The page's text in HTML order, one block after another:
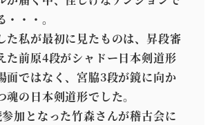
・・。
た私が最初に見たものは、昇段審
た前原4段がシャドー日本剣道形
面ではなく、宮脇3段が鏡に向か
魂の日本剣道形でした。
加となった竹森さんが稽古会に